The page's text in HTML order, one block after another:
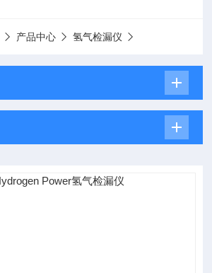
产品中心 氢气检漏仪